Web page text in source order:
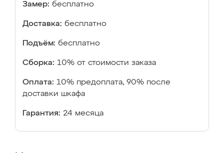
Замер: бесплатно
Доставка: бесплатно
Подъём: бесплатно
Сборка: 10% от стоимости заказа
Оплата: 10% предоплата, 90% после
доставки шкафа
Гарантия: 24 месяца